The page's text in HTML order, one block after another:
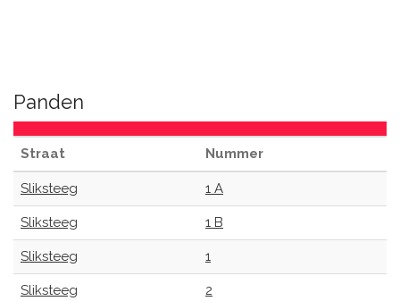
Panden
Straat Nummer
Sliksteeg 1 A
Sliksteeg 1 B
Sliksteeg 1
Sliksteeg 2